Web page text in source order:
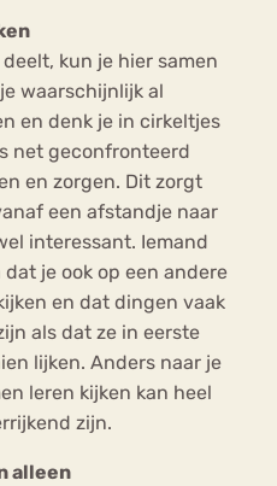
kun je hier samen
waarschijnlijk al
en denk je in cirkeltjes
net geconfronteerd
en zorgen. Dit zorgt
een afstandje naar
interessant. Iemand
je ook op een andere
en dat dingen vaak
als dat ze in eerste
lijken. Anders naar je
leren kijken kan heel
zijn.
alleen